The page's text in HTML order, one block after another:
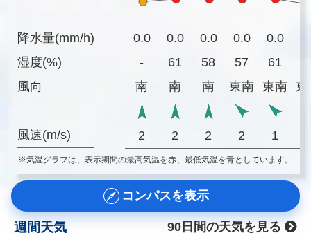
降水量(mm/h)
湿度(%)
風向
風速(m/s)
0.0 0.0 0.0 0.0 0.0
-
61 58 57 61
南
南 南 東南 東南 東
2 2 2 2 1
※気温グラフは、表示期間の最高気温を赤、最低気温を青としています。
コンパスを表示
週間天気
90日間の天気を見る